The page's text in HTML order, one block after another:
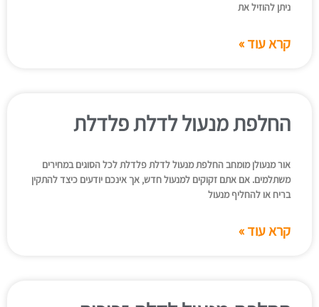
ניתן להוזיל את
קרא עוד »
החלפת מנעול לדלת פלדלת
אור מנעולן מומחב החלפת מנעול לדלת פלדלת לכל הסוגים במחירים
משתלמים. אם אתם זקוקים למנעול חדש, אך אינכם יודעים כיצד להתקין
בריח או להחליף מנעול
קרא עוד »